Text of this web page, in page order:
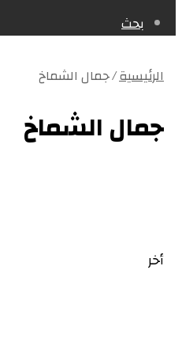
بحث
الرئيسية/جمال الشماخ
جمال الشماخ
أخر